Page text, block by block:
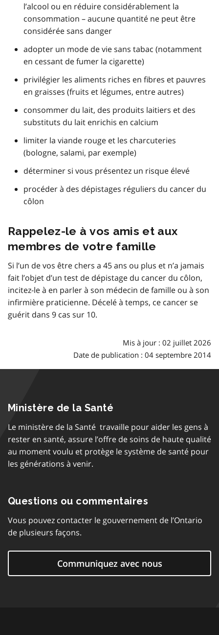
l’alcool ou en réduire considérablement la
consommation – aucune quantité ne peut être
considérée sans danger
adopter un mode de vie sans tabac (notamment
en cessant de fumer la cigarette)
privilégier les aliments riches en fibres et pauvres
en graisses (fruits et légumes, entre autres)
consommer du lait, des produits laitiers et des
substituts du lait enrichis en calcium
limiter la viande rouge et les charcuteries
(bologne, salami, par exemple)
déterminer si vous présentez un risque élevé
procéder à des dépistages réguliers du cancer du
côlon
Rappelez-le à vos amis et aux
membres de votre famille
Si l’un de vos être chers a 45 ans ou plus et n’a jamais
fait l’objet d’un test de dépistage du cancer du côlon,
incitez-le à en parler à son médecin de famille ou à son
infirmière praticienne. Décelé à temps, ce cancer se
guérit dans 9 cas sur 10.
Mis à jour : 02 juillet 2026
Date de publication : 04 septembre 2014
Ministère de la Santé
Le ministère de la Santé travaille pour aider les gens à
rester en santé, assure l’offre de soins de haute qualité
au moment voulu et protège le système de santé pour
les générations à venir.
Questions ou commentaires
Vous pouvez contacter le gouvernement de l’Ontario
de plusieurs façons.
Communiquez avec nous